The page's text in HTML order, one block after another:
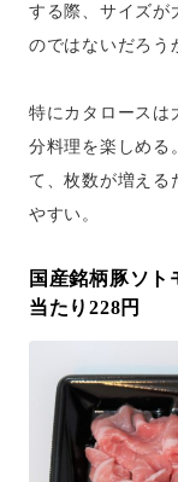
する際、サイズが
のではないだろう
特にカタロースは
分料理を楽しめる
て、枚数が増える
やすい。
国産銘柄豚ソト
当たり228円